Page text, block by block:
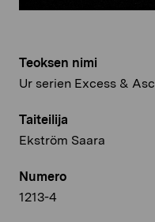
Teoksen nimi
Ur serien Excess &
Taiteilija
Ekström Saara
Numero
1213-4